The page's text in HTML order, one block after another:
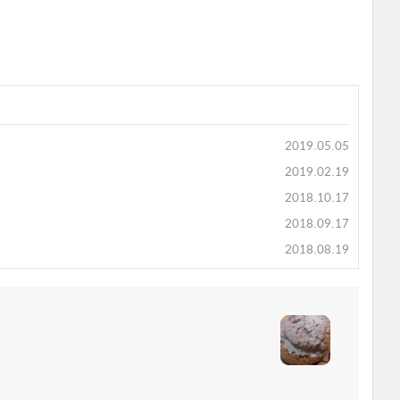
2019.05.05
2019.02.19
2018.10.17
2018.09.17
2018.08.19